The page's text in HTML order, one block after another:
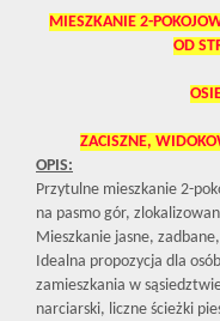
MIESZKANIE 2-
OD
ZACISZNE,
OPIS:
Przytulne mieszkanie 2-
na pasmo gór,
Mieszkanie jasne,
Idealna propozycja dla
zamieszkania w
narciarski, liczne ścieżki